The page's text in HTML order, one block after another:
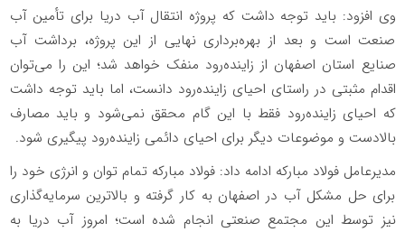
وی افزود: باید توجه داشت که پروژه انتقال آب دریا برای تأمین آب
صنعت است و بعد از بهره‌برداری نهایی از این پروژه، برداشت آب
صنایع استان اصفهان از زاینده‌رود منفک خواهد شد؛ این را می‌توان
اقدام مثبتی در راستای احیای زاینده‌رود دانست، اما باید توجه داشت
که احیای زاینده‌رود فقط با این گام محقق نمی‌شود و باید مصارف
بالادست و موضوعات دیگر برای احیای دائمی زاینده‌رود پیگیری شود.
مدیرعامل فولاد مبارکه ادامه داد: فولاد مبارکه تمام توان و انرژی خود را
برای حل مشکل آب در اصفهان به کار گرفته و بالاترین سرمایه‌گذاری
نیز توسط این مجتمع صنعتی انجام شده است؛ امروز آب دریا به